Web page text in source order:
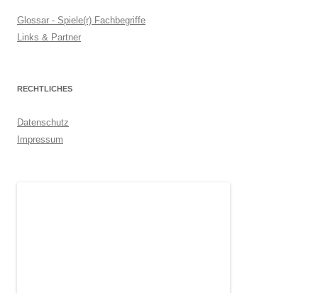
Glossar - Spiele(r) Fachbegriffe
Links & Partner
RECHTLICHES
Datenschutz
Impressum